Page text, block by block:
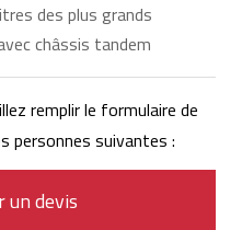
des plus grands
châssis tandem
remplir le formulaire de
personnes suivantes :
un devis